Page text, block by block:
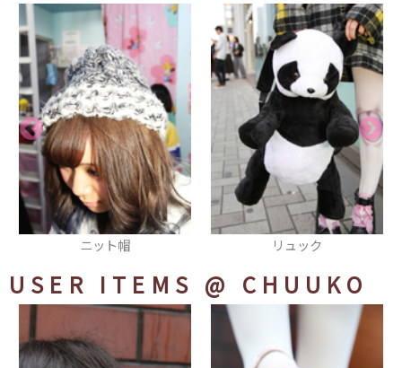
リュック ブラウス
USER ITEMS @ CHUUKO